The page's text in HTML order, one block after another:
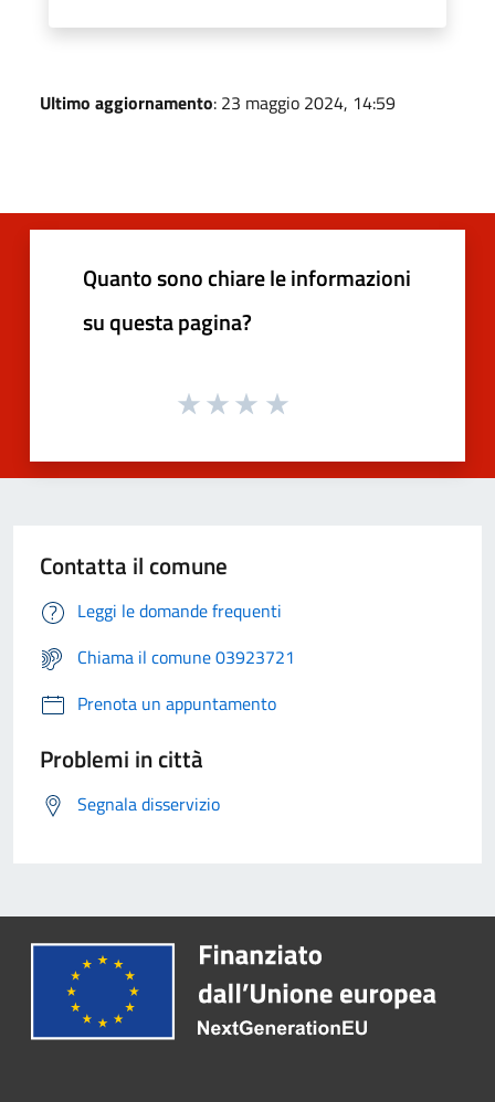
Ultimo aggiornamento: 23 maggio 2024, 14:59
Quanto sono chiare le informazioni
su questa pagina?
Contatta il comune
Leggi le domande frequenti
Chiama il comune 03923721
Prenota un appuntamento
Problemi in città
Segnala disservizio